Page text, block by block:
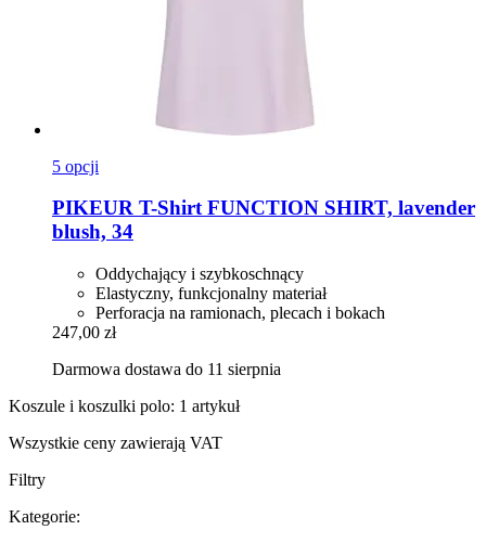
5 opcji
PIKEUR T-​Shirt FUNCTION SHIRT, lavender
blush, 34
Oddychający i szybkoschnący
Elastyczny, funkcjonalny materiał
Perforacja na ramionach, plecach i bokach
247,00 zł
Darmowa dostawa do 11 sierpnia
Koszule i koszulki polo: 1 artykuł
Wszystkie ceny zawierają VAT
Filtry
Kategorie: